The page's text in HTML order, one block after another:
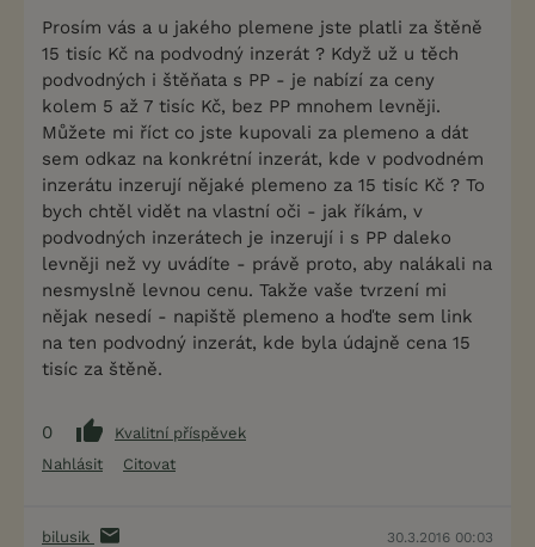
Prosím vás a u jakého plemene jste platli za štěně
15 tisíc Kč na podvodný inzerát ? Když už u těch
podvodných i štěňata s PP - je nabízí za ceny
kolem 5 až 7 tisíc Kč, bez PP mnohem levněji.
Můžete mi říct co jste kupovali za plemeno a dát
sem odkaz na konkrétní inzerát, kde v podvodném
inzerátu inzerují nějaké plemeno za 15 tisíc Kč ? To
bych chtěl vidět na vlastní oči - jak říkám, v
podvodných inzerátech je inzerují i s PP daleko
levněji než vy uvádíte - právě proto, aby nalákali na
nesmyslně levnou cenu. Takže vaše tvrzení mi
nějak nesedí - napiště plemeno a hoďte sem link
na ten podvodný inzerát, kde byla údajně cena 15
tisíc za štěně.
0
Kvalitní příspěvek
Nahlásit
Citovat
bilusik 30.3.2016 00:03